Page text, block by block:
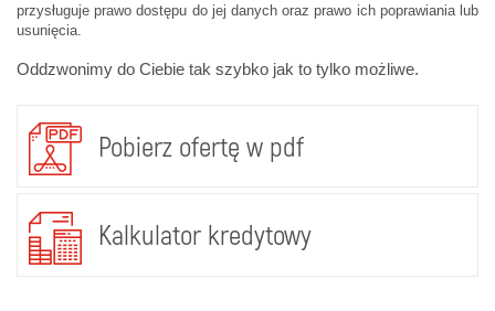
przysługuje prawo dostępu do jej danych oraz prawo ich poprawiania lub
usunięcia.
Oddzwonimy do Ciebie tak szybko jak to tylko możliwe.
Pobierz ofertę w pdf
Kalkulator kredytowy